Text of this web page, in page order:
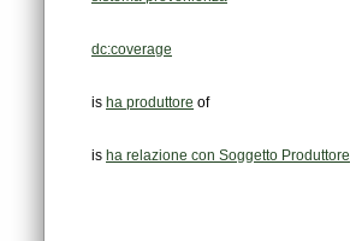
dc:coverage
is ha produttore of
is ha relazione con Soggetto Produttore